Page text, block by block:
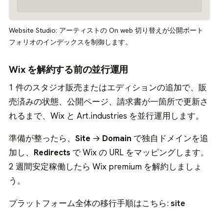
Website Studio: アーティストの On web 切り替えが公開ポート
フォリオのインデックスを制御します。
Wix を解約する前の並行運用
1 件のスタジオ販売またはエディションの追加で、販
売済みの状態、公開ページ、請求書が一箇所で更新さ
れるまで、Wix と Art.industries を並行運用します。
準備が整ったら、Site → Domain で独自ドメインを追
加し、 Redirects で Wix の URL をマッピングします。
2 週間安定稼働したら Wix premium を解約しましょ
う。
プラットフォーム全体の移行手順はこちら:site